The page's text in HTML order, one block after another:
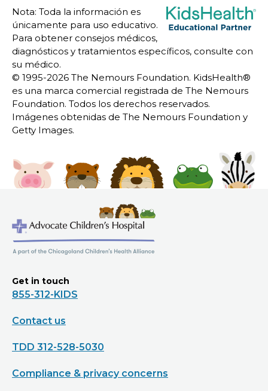
Nota: Toda la información es
únicamente para uso educativo.
Para obtener consejos médicos,
diagnósticos y tratamientos específicos, consulte con
su médico.
© 1995-2026 The Nemours Foundation. KidsHealth®
es una marca comercial registrada de The Nemours
Foundation. Todos los derechos reservados.
Imágenes obtenidas de The Nemours Foundation y
Getty Images.
Get in touch
855-312-KIDS
Contact us
TDD 312-528-5030
Compliance & privacy concerns